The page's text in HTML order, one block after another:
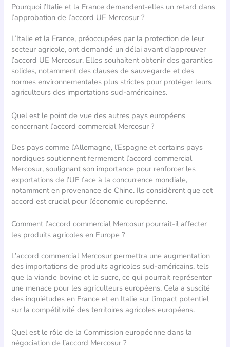
Pourquoi l’Italie et la France demandent-elles un retard dans
l’approbation de l’accord UE Mercosur ?
L’Italie et la France, préoccupées par la protection de leur
secteur agricole, ont demandé un délai avant d’approuver
l’accord UE Mercosur. Elles souhaitent obtenir des garanties
solides, notamment des clauses de sauvegarde et des
normes environnementales plus strictes pour protéger leurs
agriculteurs des importations sud-américaines.
Quel est le point de vue des autres pays européens
concernant l’accord commercial Mercosur ?
Des pays comme l’Allemagne, l’Espagne et certains pays
nordiques soutiennent fermement l’accord commercial
Mercosur, soulignant son importance pour renforcer les
exportations de l’UE face à la concurrence mondiale,
notamment en provenance de Chine. Ils considèrent que cet
accord est crucial pour l’économie européenne.
Comment l’accord commercial Mercosur pourrait-il affecter
les produits agricoles en Europe ?
L’accord commercial Mercosur permettra une augmentation
des importations de produits agricoles sud-américains, tels
que la viande bovine et le sucre, ce qui pourrait représenter
une menace pour les agriculteurs européens. Cela a suscité
des inquiétudes en France et en Italie sur l’impact potentiel
sur la compétitivité des territoires agricoles européens.
Quel est le rôle de la Commission européenne dans la
négociation de l’accord Mercosur ?